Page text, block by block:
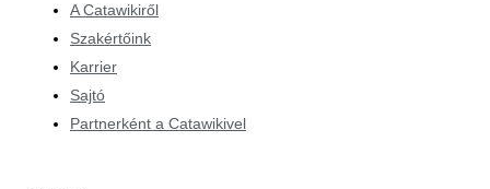
A Catawikiről
Szakértőink
Karrier
Sajtó
Partnerként a Catawikivel